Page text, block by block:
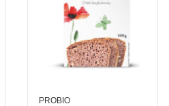
PRODUCENT
PROBIO